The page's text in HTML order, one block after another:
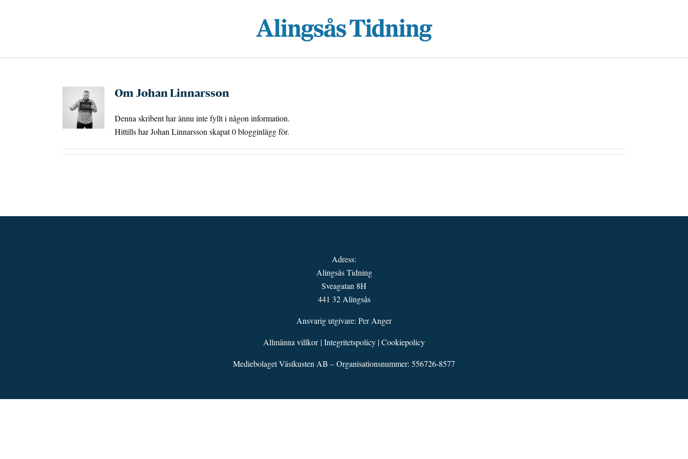
OmJohan Linnarsson
Denna skribent har ännu inte fyllt i någon information.
Hittills har Johan Linnarsson skapat 0 blogginlägg för.
Adress:
Alingsås Tidning
Sveagatan 8H
441 32 Alingsås
Ansvarig utgivare: Per Anger
Allmänna villkor|Integritetspolicy |Cookiepolicy
Mediebolaget Västkusten AB – Organisationsnummer: 556726-8577